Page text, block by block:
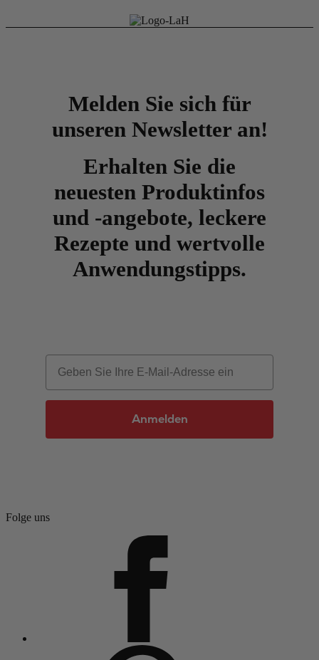
Melden Sie sich für
unseren Newsletter an!
Erhalten Sie die
neuesten Produktinfos
und -angebote, leckere
Rezepte und wertvolle
Anwendungstipps.
Email
Anmelden
Folge uns